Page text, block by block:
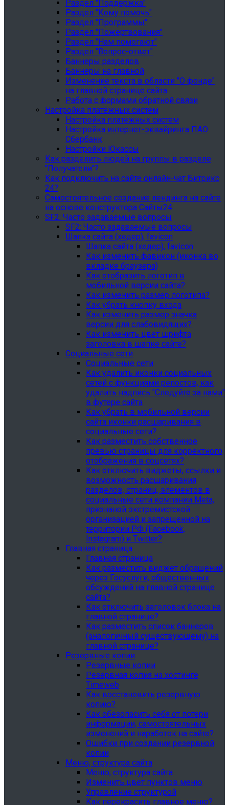
Раздел "Поддержка"
Раздел "Кому помочь"
Раздел "Программы"
Раздел "Пожертвования"
Раздел "Нам помогают"
Раздел "Вопрос-ответ"
Баннеры разделов
Баннеры на главной
Изменение текста в области "О фонде"
на главной странице сайта
Работа с формами обратной связи
Настройка платёжных систем
Настройка платёжных систем
Настройка интернет-эквайринга ПАО
Сбербанк
Настройки Юкассы
Как разделить людей на группы в разделе
"Получатели"?
Как подключить на сайте онлайн-чат Битрикс
24?
Самостоятельное создание лендинга на сайте
на основе конструктора Сайты24
SF2: Часто задаваемые вопросы
SF2: Часто задаваемые вопросы
Шапка сайта (хедер), favicon
Шапка сайта (хедер), favicon
Как изменить фавикон (иконка во
вкладке браузера)
Как отобразить логотип в
мобильной версии сайта?
Как изменить размер логотипа?
Как убрать кнопку входа
Как изменить размер значка
версии для слабовидящих?
Как изменить цвет шрифта
заголовка в шапке сайте?
Социальные сети
Социальные сети
Как удалить иконки социальных
сетей с функциями репостов, как
удалить надпись "Следуйте за нами"
в футере сайта
Как убрать в мобильной версии
сайта иконки расшаривания в
социальные сети?
Как разместить собственное
превью страницы для корректного
отображения в соцсетях?
Как отключить виджеты, ссылки и
возможность расшаривания
разделов, страниц, элементов в
социальные сети компании Meta,
признаной экстремистской
организацией и запрещенной на
территории РФ (Facebook,
Instagram) и Twitter?
Главная страница
Главная страница
Как разместить виджет обращений
через Госуслуги, общественных
обсуждений на главной странице
сайта?
Как отключить заголовок блока на
главной странице?
Как разместить список баннеров
(аналогичный существующему) на
главной странице?
Резервные копии
Резервные копии
Резервная копия на хостинге
Timeweb
Как восстановить резервную
копию?
Как обезопасить себя от потери
информации, самостоятельных
изменений и наработок на сайте?
Ошибки при создании резервной
копии
Меню, структура сайта
Меню, структура сайта
Изменить цвет пунктов меню
Управление структурой
Как перекрасить главное меню?